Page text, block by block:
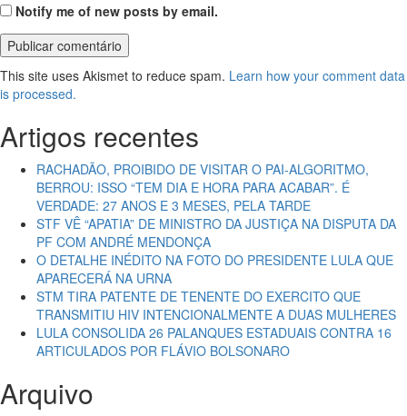
Notify me of new posts by email.
This site uses Akismet to reduce spam. Learn how your comment data
is processed.
Artigos recentes
RACHADÃO, PROIBIDO DE VISITAR O PAI-ALGORITMO,
BERROU: ISSO “TEM DIA E HORA PARA ACABAR”. É
VERDADE: 27 ANOS E 3 MESES, PELA TARDE
STF VÊ “APATIA” DE MINISTRO DA JUSTIÇA NA DISPUTA DA
PF COM ANDRÉ MENDONÇA
O DETALHE INÉDITO NA FOTO DO PRESIDENTE LULA QUE
APARECERÁ NA URNA
STM TIRA PATENTE DE TENENTE DO EXERCITO QUE
TRANSMITIU HIV INTENCIONALMENTE A DUAS MULHERES
LULA CONSOLIDA 26 PALANQUES ESTADUAIS CONTRA 16
ARTICULADOS POR FLÁVIO BOLSONARO
Arquivo